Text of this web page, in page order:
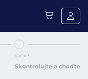
KROK 3
Skontrolujte a choďte